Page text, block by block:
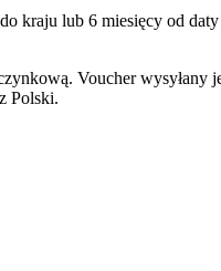
kraju lub 6 miesięcy od
Voucher wysyłany
Polski.